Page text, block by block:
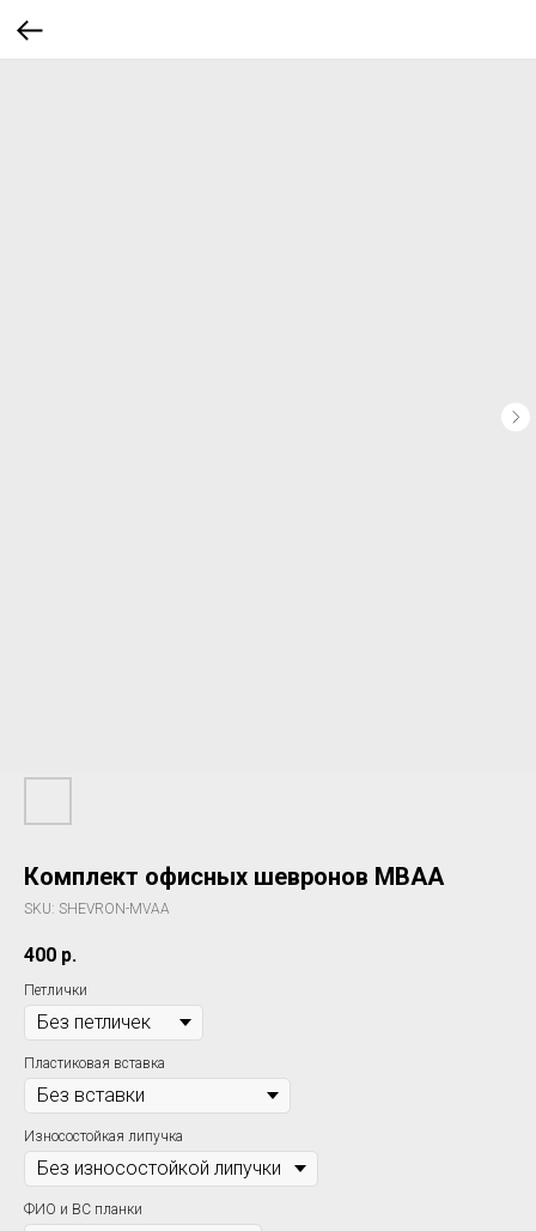
Комплект офисных шевронов МВАА
SKU: SHEVRON-MVAA
400 р.
Петлички
Пластиковая вставка
Износостойкая липучка
ФИО и ВС планки